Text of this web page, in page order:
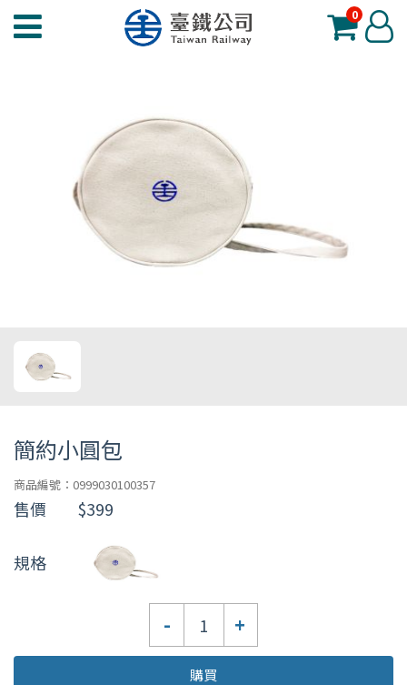
臺
0 登
入
簡約小圓包
商品編號：0999030100357
售價 $399
規格
- +
購買